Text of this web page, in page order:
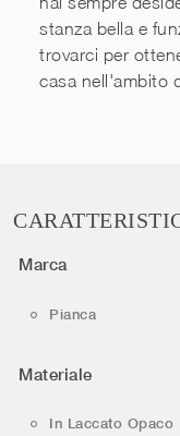
stanza bella e
trovarci per
casa nell'ambito
Marca
Pianca
Materiale
In Laccato Opaco